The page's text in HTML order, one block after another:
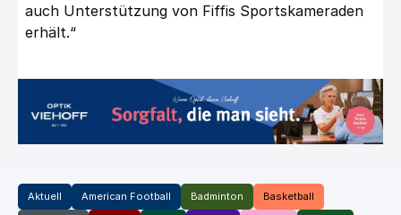
auch Unterstützung von Fiffis Sportskameraden
erhält.“
Aktuell American Football Badminton Basketball